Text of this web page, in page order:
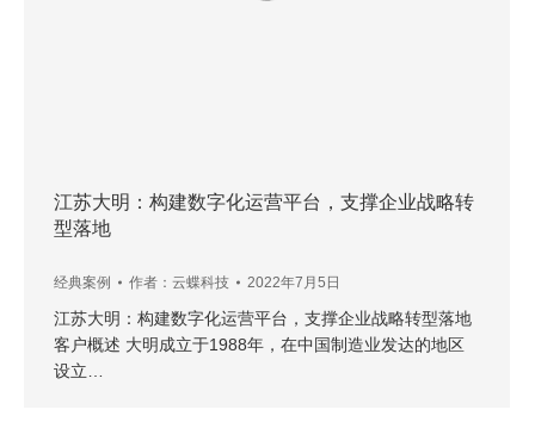
江苏大明：构建数字化运营平台，支撑企业战略转
型落地
经典案例 作者： 云蝶科技 2022年7月5日
江苏大明：构建数字化运营平台，支撑企业战略转型落地
客户概述 大明成立于1988年，在中国制造业发达的地区
设立…